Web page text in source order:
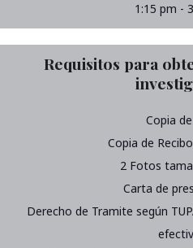
1:15 pm -
Requisitos para
Copia
Copia de
2 Fotos
Carta de
Derecho de Tramite según